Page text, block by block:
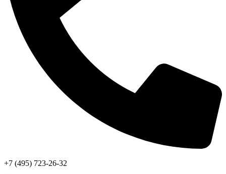
+7 (495) 723-26-32